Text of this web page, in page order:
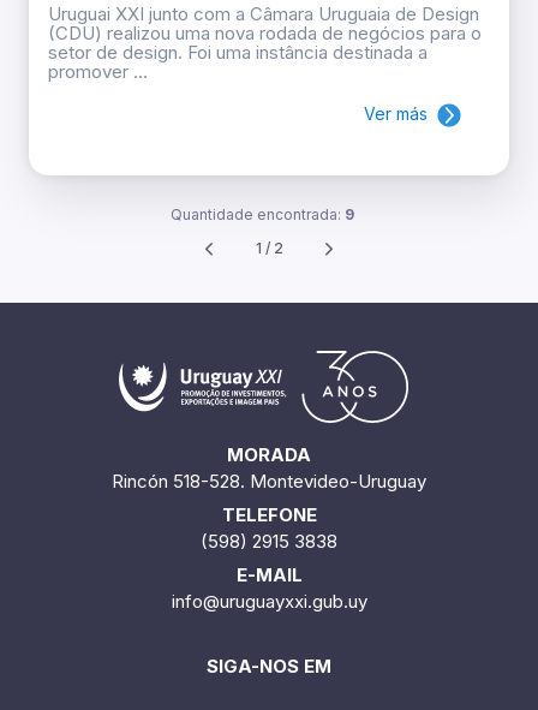
Uruguai XXI junto com a Câmara Uruguaia de Design
(CDU) realizou uma nova rodada de negócios para o
setor de design. Foi uma instância destinada a
promover ...
Ver más
Quantidade encontrada: 9
1 / 2
MORADA
Rincón 518-528. Montevideo-Uruguay
TELEFONE
(598) 2915 3838
E-MAIL
info@uruguayxxi.gub.uy
SIGA-NOS EM